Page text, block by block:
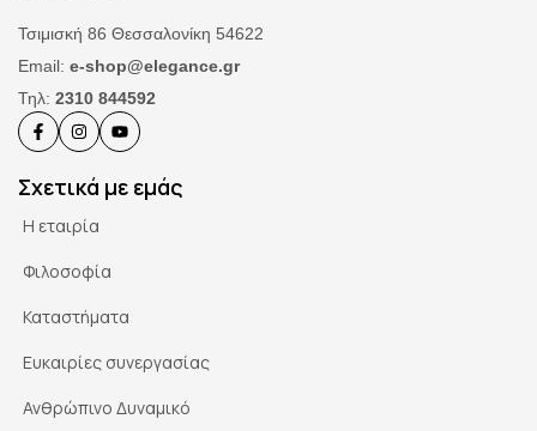
Τσιμισκή 86 Θεσσαλονίκη 54622
Email: e-shop@elegance.gr
Τηλ: 2310 844592
Σχετικά με εμάς
Η εταιρία
Φιλοσοφία
Καταστήματα
Ευκαιρίες συνεργασίας
Ανθρώπινο Δυναμικό